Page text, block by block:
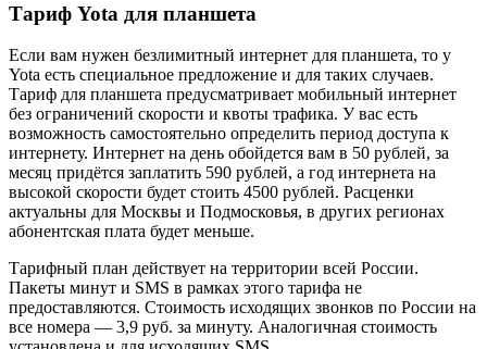
Тариф Yota для планшета
Если вам нужен безлимитный интернет для планшета, то у
Yota есть специальное предложение и для таких случаев.
Тариф для планшета предусматривает мобильный интернет
без ограничений скорости и квоты трафика. У вас есть
возможность самостоятельно определить период доступа к
интернету. Интернет на день обойдется вам в 50 рублей, за
месяц придётся заплатить 590 рублей, а год интернета на
высокой скорости будет стоить 4500 рублей. Расценки
актуальны для Москвы и Подмосковья, в других регионах
абонентская плата будет меньше.
Тарифный план действует на территории всей России.
Пакеты минут и SMS в рамках этого тарифа не
предоставляются. Стоимость исходящих звонков по России на
все номера — 3,9 руб. за минуту. Аналогичная стоимость